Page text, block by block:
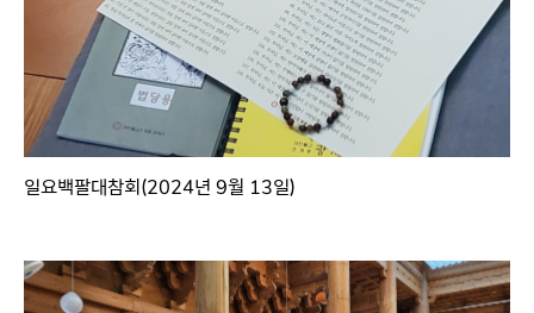
일요백팔대참회(2024년 9월 13일)